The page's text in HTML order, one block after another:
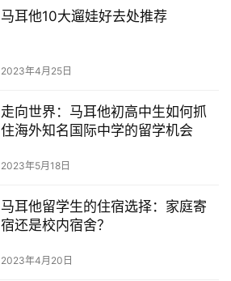
马耳他10大遛娃好去处推荐
2023年4月25日
走向世界：马耳他初高中生如何抓
住海外知名国际中学的留学机会
2023年5月18日
马耳他留学生的住宿选择：家庭寄
宿还是校内宿舍？
2023年4月20日